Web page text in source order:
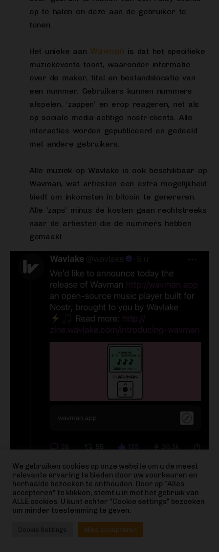
op te halen en deze aan de gebruiker te
tonen.
Het unieke aan Wavman is dat het specifieke
muziekevents toont, waaronder informatie
over de maker, titel en bestandslocatie van
een nummer. Gebruikers kunnen nummers
afspelen, ‘zappen’ en erop reageren, net als
op sociale media-achtige nostr-clients. Alle
interacties worden gepubliceerd en gedeeld
met andere gebruikers.
Alle muziek op Wavlake is ook beschikbaar op
Wavman, wat artiesten een extra mogelijkheid
biedt om inkomsten in bitcoin te genereren.
Alle ‘zaps’ minus de kosten gaan rechtstreeks
naar de artiesten die de nummers hebben
gemaakt.
We gebruiken cookies op onze website om u de meest
relevante ervaring te bieden door uw voorkeuren en
herhaalde bezoeken te onthouden. Door op "Alles
accepteren" te klikken, stemt u in met het gebruik van
ALLE cookies. U kunt echter "Cookie settings" bezoeken
om minder toestemming te geven.
Cookie Settings Alles accepteren